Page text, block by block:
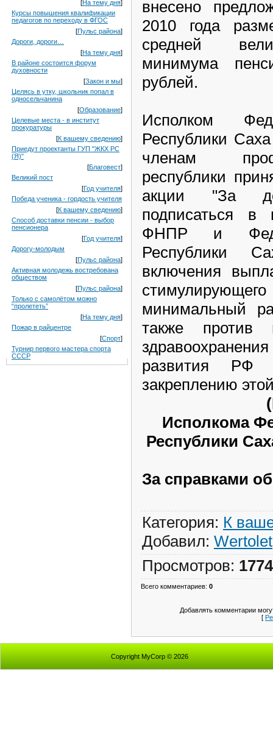
[На тему дня]
Курсы повышения квалификации
педагогов по переходу в ФГОС
[Пульс района]
Дороги, дороги…
[На тему дня]
В районе состоится форум
духовности
[Закон и мы]
Целясь в утку, школьник попал в
односельчанина
[Образование]
Целевые места - в институт
прокуратуры
[К вашему сведению]
Приедут проектанты ГУП "ЖКХ РС
(Я)"
[Благовест]
Великий пост
[Год учителя]
Победа ученика - гордость учителя
[К вашему сведению]
Способ доставки пенсии - выбор
пенсионера
[Год учителя]
Дорогу-молодым
[Пульс района]
Активная молодежь востребована
обществом
[Пульс района]
Только с самолётом можно
“пролететь”
[На тему дня]
Пожар в райцентре
[Спорт]
Турнир первого мастера спорта
СССР
внесено
2010 года
средней
минимума
рублей.
Исполком
Республики
членам
республики
акции "За
подписаться в
ФНПР и
Республики
включения
минимальный
также против
развития РФ
закреплению
Исполкома
Республики
За справками
Категория: К
Добавил: Wertolet
Просмотров: 1774
Всего комментариев: 0
Добавлять комментарии
[
Copyright MyCorp © 2026